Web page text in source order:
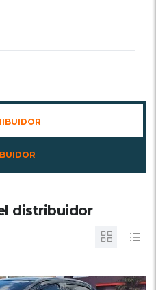
distribuidor